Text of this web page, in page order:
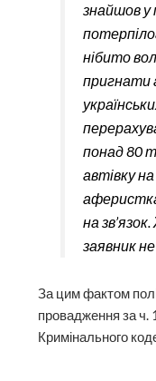
знайшов у
нібито
пригнати
понад 80
автівку
на
заявник
За цим фактом
провадження за ч.
Кримінального